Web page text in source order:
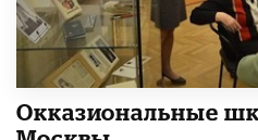
​Окказиональные